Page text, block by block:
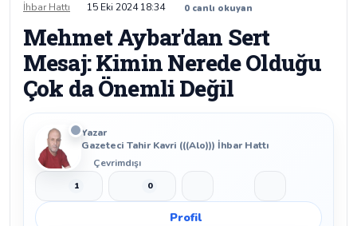
İhbar Hattı
15 Eki 2024 18:34 0 canlı okuyan
Mehmet Aybar'dan Sert
Mesaj: Kimin Nerede Olduğu
Çok da Önemli Değil
Yazar
Gazeteci Tahir Kavri (((Alo))) İhbar Hattı
Çevrimdışı
Beğen
1 Beğenmeme
0
Profil